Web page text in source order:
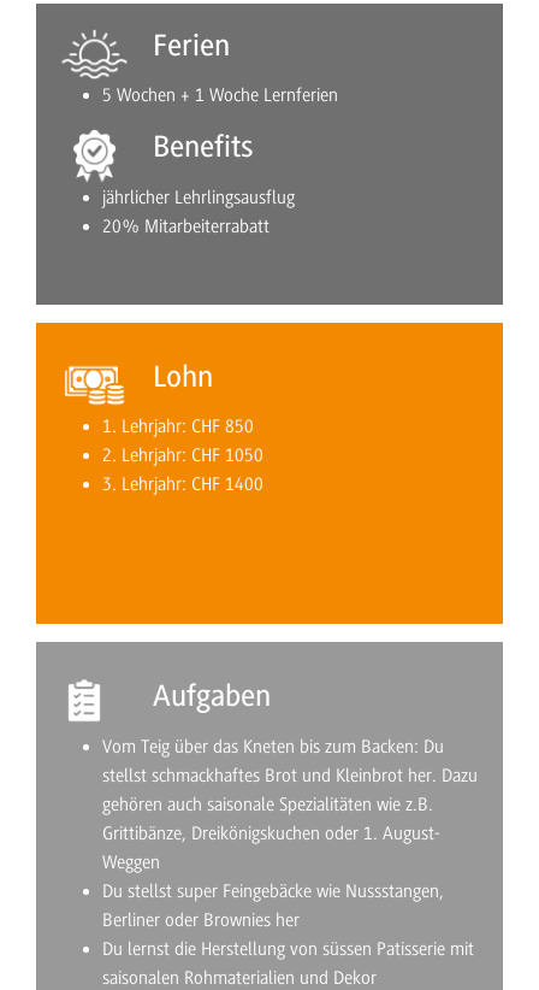
Ferien
5 Wochen + 1 Woche Lernferien
Benefits
jährlicher Lehrlingsausflug
20% Mitarbeiterrabatt
Lohn
1. Lehrjahr: CHF 850
2. Lehrjahr: CHF 1050
3. Lehrjahr: CHF 1400
Aufgaben
Vom Teig über das Kneten bis zum Backen: Du
stellst schmackhaftes Brot und Kleinbrot her. Dazu
gehören auch saisonale Spezialitäten wie z.B.
Grittibänze, Dreikönigskuchen oder 1. August-
Weggen
Du stellst super Feingebäcke wie Nussstangen,
Berliner oder Brownies her
Du lernst die Herstellung von süssen Patisserie mit
saisonalen Rohmaterialien und Dekor